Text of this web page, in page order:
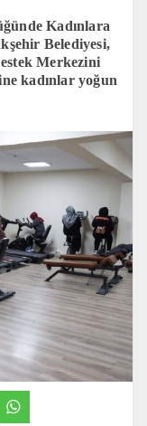
Kadınlara
Belediyesi,
Merkezini
kadınlar yoğun